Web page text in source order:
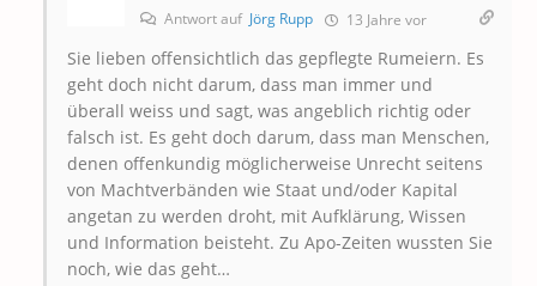
Antwort auf Jörg Rupp 13 Jahre vor
Sie lieben offensichtlich das gepflegte Rumeiern. Es
geht doch nicht darum, dass man immer und
überall weiss und sagt, was angeblich richtig oder
falsch ist. Es geht doch darum, dass man Menschen,
denen offenkundig möglicherweise Unrecht seitens
von Machtverbänden wie Staat und/oder Kapital
angetan zu werden droht, mit Aufklärung, Wissen
und Information beisteht. Zu Apo-Zeiten wussten Sie
noch, wie das geht…